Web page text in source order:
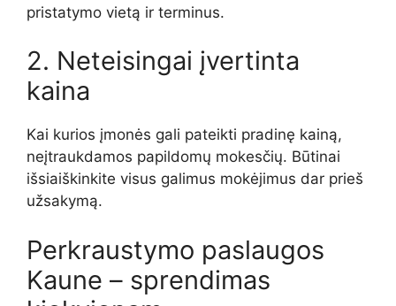
pristatymo vietą ir terminus.
2. Neteisingai įvertinta
kaina
Kai kurios įmonės gali pateikti pradinę kainą,
neįtraukdamos papildomų mokesčių. Būtinai
išsiaiškinkite visus galimus mokėjimus dar prieš
užsakymą.
Perkraustymo paslaugos
Kaune – sprendimas